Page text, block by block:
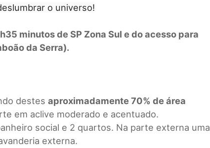
o universo!
minutos de SP Zona Sul e do acesso para
da Serra).
destes aproximadamente 70% de área
em aclive moderado e acentuado.
social e 2 quartos. Na parte externa uma
externa.